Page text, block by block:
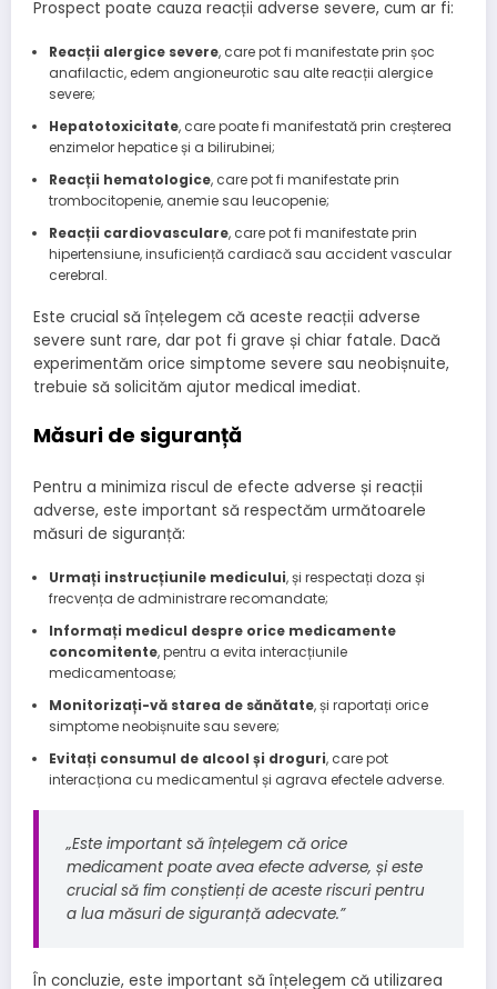
Prospect poate cauza reacții adverse severe, cum ar fi:
Reacții alergice severe, care pot fi manifestate prin șoc
anafilactic, edem angioneurotic sau alte reacții alergice
severe;
Hepatotoxicitate, care poate fi manifestată prin creșterea
enzimelor hepatice și a bilirubinei;
Reacții hematologice, care pot fi manifestate prin
trombocitopenie, anemie sau leucopenie;
Reacții cardiovasculare, care pot fi manifestate prin
hipertensiune, insuficiență cardiacă sau accident vascular
cerebral.
Este crucial să înțelegem că aceste reacții adverse
severe sunt rare, dar pot fi grave și chiar fatale. Dacă
experimentăm orice simptome severe sau neobișnuite,
trebuie să solicităm ajutor medical imediat.
Măsuri de siguranță
Pentru a minimiza riscul de efecte adverse și reacții
adverse, este important să respectăm următoarele
măsuri de siguranță:
Urmați instrucțiunile medicului, și respectați doza și
frecvența de administrare recomandate;
Informați medicul despre orice medicamente
concomitente, pentru a evita interacțiunile
medicamentoase;
Monitorizați-vă starea de sănătate, și raportați orice
simptome neobișnuite sau severe;
Evitați consumul de alcool și droguri, care pot
interacționa cu medicamentul și agrava efectele adverse.
„Este important să înțelegem că orice
medicament poate avea efecte adverse, și este
crucial să fim conștienți de aceste riscuri pentru
a lua măsuri de siguranță adecvate.”
În concluzie, este important să înțelegem că utilizarea